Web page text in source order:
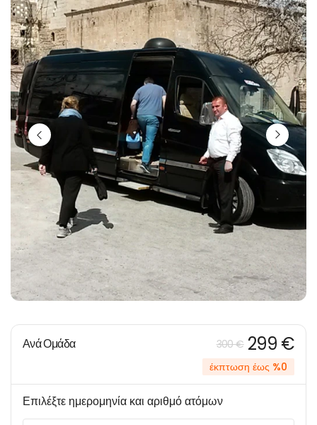
Ανά Ομάδα 300 € 299 €
έκπτωση έως %0
Επιλέξτε ημερομηνία και αριθμό ατόμων